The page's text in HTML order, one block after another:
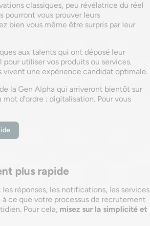
classiques, peu révélatrice du réel
pourront vous prouver leurs
bien vous même être surpris par leur
aux talents qui ont déposé leur
utiliser vos produits ou services.
vivent une expérience candidat optimale.
la Gen Alpha qui arriveront bientôt sur
mot d'ordre : digitalisation. Pour vous
plus rapide
réponses, les notifications, les services
à ce que votre processus de recrutement
Pour cela, misez sur la simplicité et